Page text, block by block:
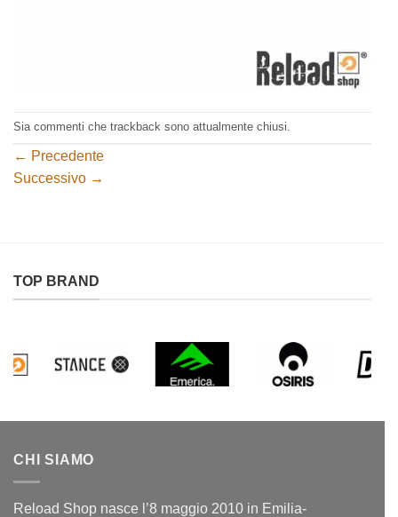
Sia commenti che trackback sono attualmente chiusi.
← Precedente
Successivo →
TOP BRAND
CHI SIAMO
Reload Shop nasce l’8 maggio 2010 in Emilia-